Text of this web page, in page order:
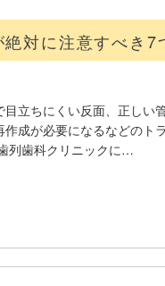
対に注意すべき7
立ちにくい反面、正しい
成が必要になるなどのト
列歯科クリニックに…